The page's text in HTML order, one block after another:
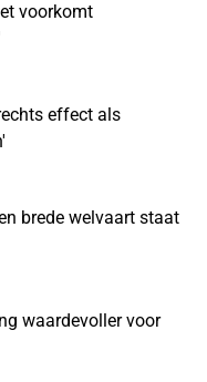
voorkomt
effect als
brede welvaart staat
waardevoller voor